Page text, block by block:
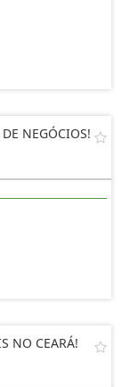
NEGÓCIOS!
NO CEARÁ!